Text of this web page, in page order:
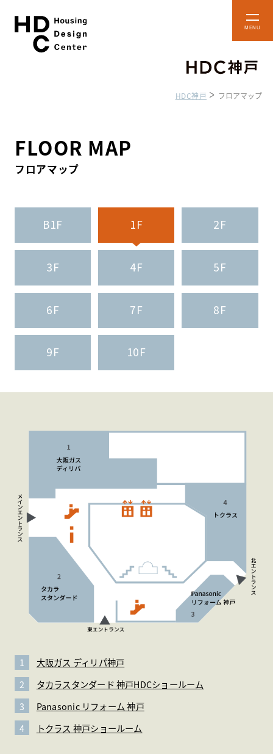
メ
を
閉
本
文
HDC HDC神戸
HDC大阪
WEBアンケート お問い合わせ
HDC
インフォーメーション
ショールームニュース
イベント情報
予約・確認
住まいの
リフォーム
住まいのコラム
HDC BOX
貸し施設のご案内
HDC神戸 フロアマップ
FLOOR MAP
フロアマップ
B1F 1F 2F
3F 4F 5F
6F 7F 8F
9F 10F
大阪ガス ディリパ神戸
タカラスタンダード 神戸HDCショールーム
Panasonic リフォーム 神戸
トクラス 神戸ショールーム